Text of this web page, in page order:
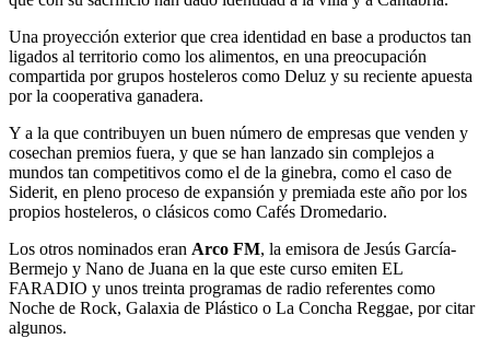
Una proyección exterior que crea identidad en base a productos tan
ligados al territorio como los alimentos, en una preocupación
compartida por grupos hosteleros como Deluz y su reciente apuesta
por la cooperativa ganadera.
Y a la que contribuyen un buen número de empresas que venden y
cosechan premios fuera, y que se han lanzado sin complejos a
mundos tan competitivos como el de la ginebra, como el caso de
Siderit, en pleno proceso de expansión y premiada este año por los
propios hosteleros, o clásicos como Cafés Dromedario.
Los otros nominados eran Arco FM, la emisora de Jesús García-
Bermejo y Nano de Juana en la que este curso emiten EL
FARADIO y unos treinta programas de radio referentes como
Noche de Rock, Galaxia de Plástico o La Concha Reggae, por citar
algunos.